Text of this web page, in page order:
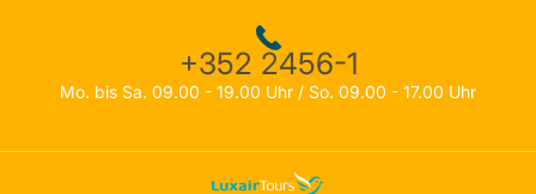
+352 2456-1
Mo. bis Sa. 09.00 - 19.00 Uhr / So. 09.00 - 17.00 Uhr